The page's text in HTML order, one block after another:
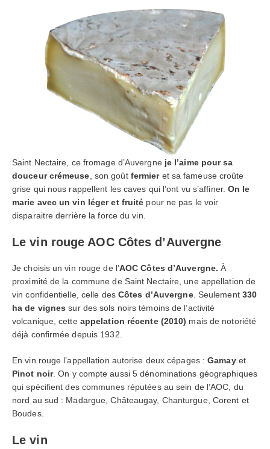
Saint Nectaire, ce fromage d’Auvergneje l’aime pour sa
douceur crémeuse , son goût fermieret sa fameuse croûte
grise qui nous rappellent les caves qui l’ont vu s’affiner.On le
marie avec un vin léger et fruité pour ne pas le voir
disparaitre derrière la force du vin.
Le vin rouge AOC Côtes d’Auvergne
Je choisis un vin rouge de l’AOC Côtes d’Auvergne.À
proximité de la commune de Saint Nectaire, une appellation de
vin confidentielle, celle desCôtes d’Auvergne. Seulement 330
ha de vignes sur des sols noirs témoins de l’activité
volcanique, cette appelation récente (2010) mais de notoriété
déjà confirmée depuis 1932.
En vin rouge l’appellation autorise deux cépages :Gamayet
Pinot noir. On y compte aussi 5 dénominations géographiques
qui spécifient des communes réputées au sein de l’AOC, du
nord au sud : Madargue, Châteaugay, Chanturgue, Corent et
Boudes.
Le vin